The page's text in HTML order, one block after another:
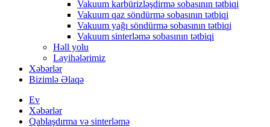
Vakuum karbürizləşdirmə sobasının tətbiqi
Vakuum qaz söndürmə sobasının tətbiqi
Vakuum yağı söndürmə sobasının tətbiqi
Vakuum sinterləmə sobasının tətbiqi
Həll yolu
Layihələrimiz
Xəbərlər
Bizimlə Əlaqə
Ev
Xəbərlər
Qablaşdırma və sinterləmə